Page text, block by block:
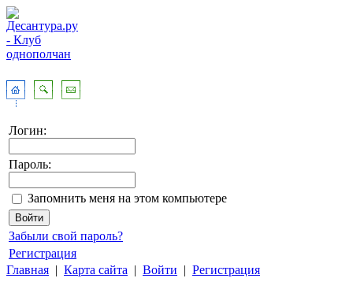
Логин:
Пароль:
Запомнить меня на этом компьютере
Забыли свой пароль?
Регистрация
Главная | Карта сайта | Войти | Регистрация